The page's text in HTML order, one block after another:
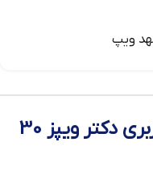
ویپ
بلوبری رزبری دکتر ویپز 30